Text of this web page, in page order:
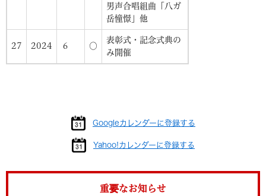
男声合唱組曲「八ガ
岳憧憬」他
27 2024 ６ 〇
表彰式・記念式典の
み開催
Googleカレンダーに登録する
Yahoo!カレンダーに登録する
重要なお知らせ